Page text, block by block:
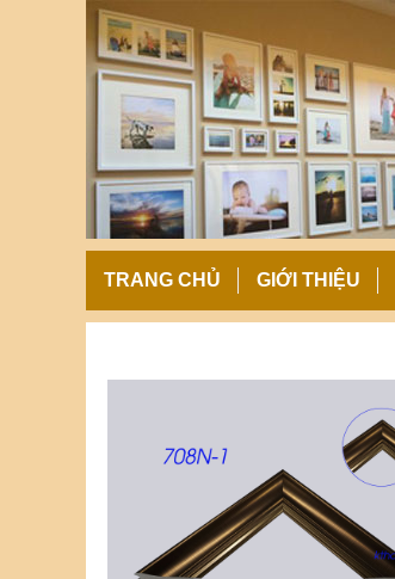
TRANG CHỦ GIỚI THIỆU